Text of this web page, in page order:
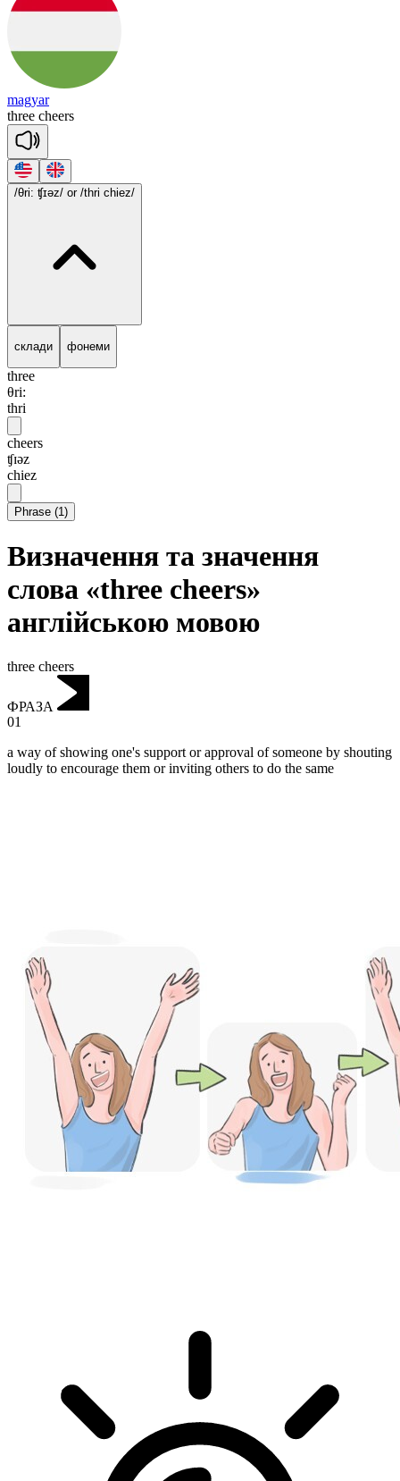
magyar
three cheers
/θri: ʧɪəz/ or /thri chiez/
склади фонеми
three
θri:
thri
cheers
ʧɪəz
chiez
Phrase (1)
Визначення та значення
слова «three cheers»
англійською мовою
three cheers
ФРАЗА
01
a way of showing one's support or approval of someone by shouting
loudly to encourage them or inviting others to do the same